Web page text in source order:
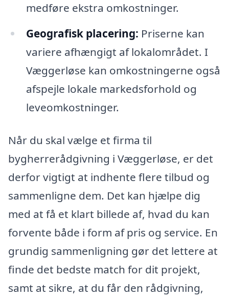
medføre ekstra omkostninger.
Geografisk placering: Priserne kan
variere afhængigt af lokalområdet. I
Væggerløse kan omkostningerne også
afspejle lokale markedsforhold og
leveomkostninger.
Når du skal vælge et firma til
bygherrerådgivning i Væggerløse, er det
derfor vigtigt at indhente flere tilbud og
sammenligne dem. Det kan hjælpe dig
med at få et klart billede af, hvad du kan
forvente både i form af pris og service. En
grundig sammenligning gør det lettere at
finde det bedste match for dit projekt,
samt at sikre, at du får den rådgivning,